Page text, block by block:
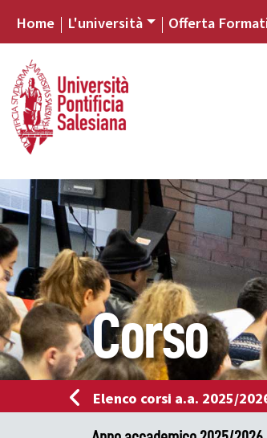
Home L'università Offerta
Corso
Elenco corsi a.a. 2025/